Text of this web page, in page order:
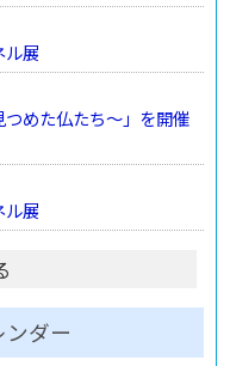
展
めた仏たち～」を開催
展
ンダー